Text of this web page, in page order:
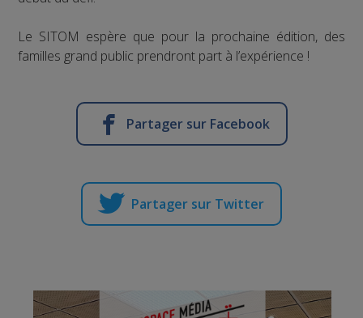
Le SITOM espère que pour la prochaine édition, des
familles grand public prendront part à l’expérience !
Partager sur Facebook
Partager sur Twitter